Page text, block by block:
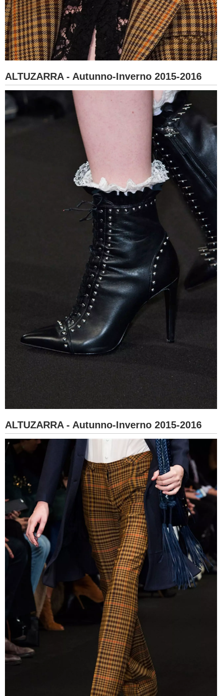
ALTUZARRA - Autunno-Inverno 2015-2016
ALTUZARRA - Autunno-Inverno 2015-2016